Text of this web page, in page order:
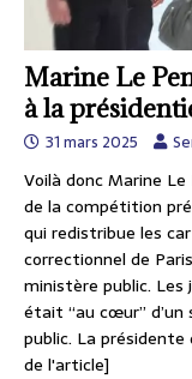
Marine Le
à la
31 mars 2025
Voilà donc Marine
de la compétition
qui redistribue les
correctionnel de
ministère public. Les
était “au cœur”
public. La
de l'article]